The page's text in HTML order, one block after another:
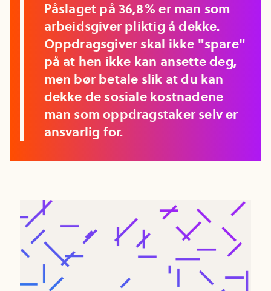
Påslaget på 36,8% er man som
arbeidsgiver pliktig å dekke.
Oppdragsgiver skal ikke "spare"
på at hen ikke kan ansette deg,
men bør betale slik at du kan
dekke de sosiale kostnadene
man som oppdragstaker selv er
ansvarlig for.